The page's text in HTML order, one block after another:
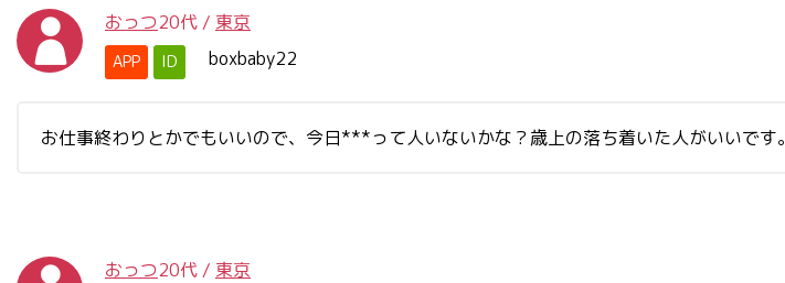
おっつ20代 / 東京
APP ID boxbaby22
お仕事終わりとかでもいいので、今日***って人いないかな？歳上の落ち着いた人がいいです。
おっつ20代 / 東京